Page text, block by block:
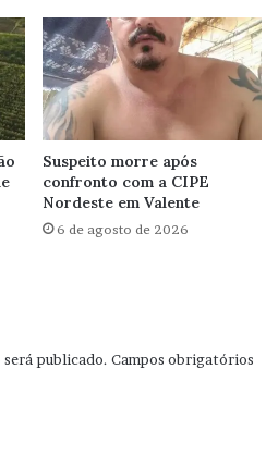
Suspeito morre após
confronto com a CIPE
Nordeste em Valente
6 de agosto de 2026
será publicado. Campos obrigatórios